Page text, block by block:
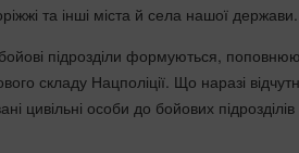
та інші міста й села нашої держави.
підрозділи формуються,
складу Нацполіції. Що наразі
цивільні особи до бойових підрозділів